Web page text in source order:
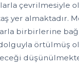
çevrilmesiyle
yer almaktadır.
birbirlerine
örtülmüş